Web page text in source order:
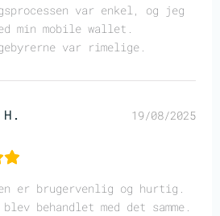
var enkel, og jeg
min mobile wallet.
var rimelige.
19/08/2025
er brugervenlig og hurtig.
behandlet med det samme.